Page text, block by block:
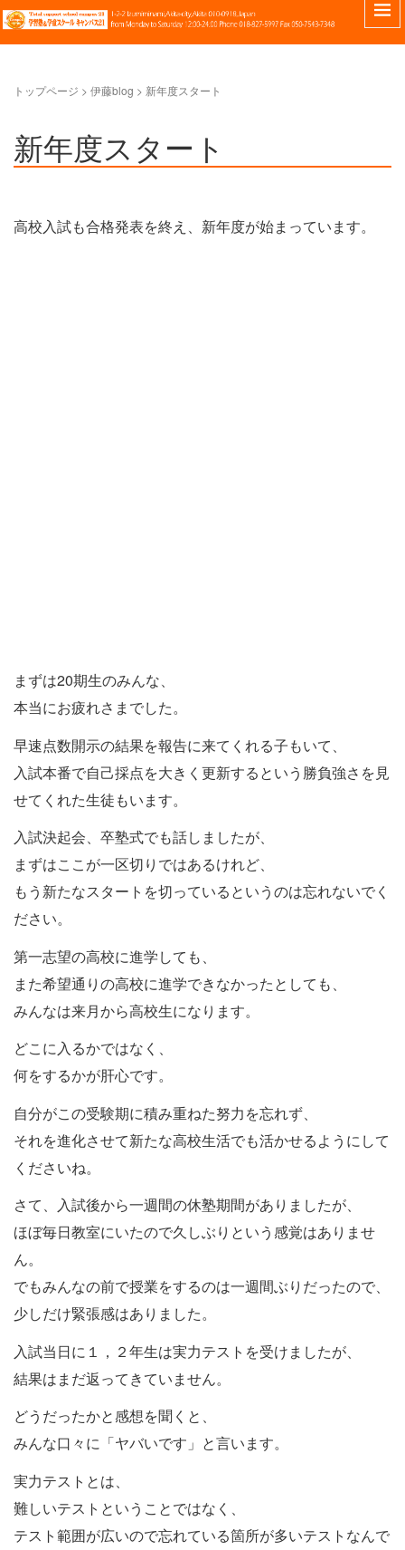
トップページ > 伊藤blog > 新年度スタート
新年度スタート
高校入試も合格発表を終え、新年度が始まっています。
まずは20期生のみんな、
本当にお疲れさまでした。
早速点数開示の結果を報告に来てくれる子もいて、
入試本番で自己採点を大きく更新するという勝負強さを見
せてくれた生徒もいます。
入試決起会、卒塾式でも話しましたが、
まずはここが一区切りではあるけれど、
もう新たなスタートを切っているというのは忘れないでく
ださい。
第一志望の高校に進学しても、
また希望通りの高校に進学できなかったとしても、
みんなは来月から高校生になります。
どこに入るかではなく、
何をするかが肝心です。
自分がこの受験期に積み重ねた努力を忘れず、
それを進化させて新たな高校生活でも活かせるようにして
くださいね。
さて、入試後から一週間の休塾期間がありましたが、
ほぼ毎日教室にいたので久しぶりという感覚はありませ
ん。
でもみんなの前で授業をするのは一週間ぶりだったので、
少しだけ緊張感はありました。
入試当日に１，２年生は実力テストを受けましたが、
結果はまだ返ってきていません。
どうだったかと感想を聞くと、
みんな口々に「ヤバいです」と言います。
実力テストとは、
難しいテストということではなく、
テスト範囲が広いので忘れている箇所が多いテストなんで